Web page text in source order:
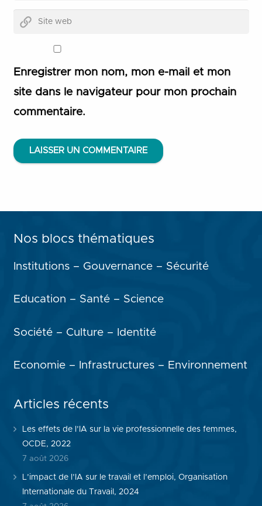
Enregistrer mon nom, mon e-mail et mon
site dans le navigateur pour mon prochain
commentaire.
LAISSER UN COMMENTAIRE
Nos blocs thématiques
Institutions – Gouvernance – Sécurité
Education – Santé – Science
Société – Culture – Identité
Economie – Infrastructures – Environnement
Articles récents
Les effets de l’IA sur la vie professionnelle des femmes,
OCDE, 2022
7 août 2026
L’impact de l’IA sur le travail et l’emploi, Organisation
Internationale du Travail, 2024